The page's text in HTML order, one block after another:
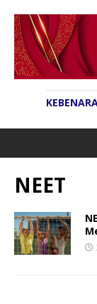
NEET